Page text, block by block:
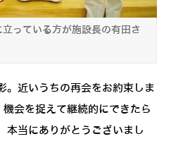
っている方が施設長の有田さ
。近いうちの再会をお約束しま
会を捉えて継続的にできたら
本当にありがとうございまし